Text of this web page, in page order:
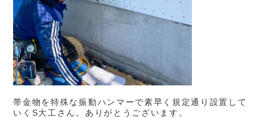
帯金物を特殊な振動ハンマーで素早く規定通り設置して
いくS大工さん。ありがとうございます。